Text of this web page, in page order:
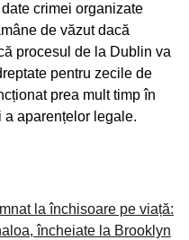
crimei organizate
de văzut dacă
procesul de la Dublin va
pentru zecile de
prea mult timp în
aparențelor legale.
la închisoare pe viață:
încheiate la Brooklyn